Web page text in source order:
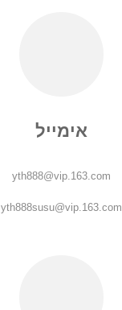
אימייל
yth888@vip.163.com
yth888susu@vip.163.com